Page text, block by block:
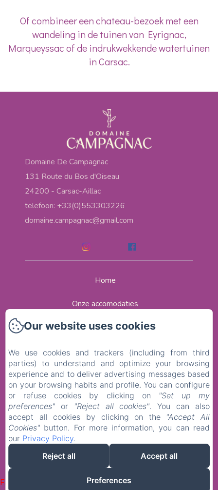
Of combineer een chateau-bezoek met een
wandeling in de tuinen van Eyrignac,
Marqueyssac of de indrukwekkende watertuinen
in Carsac.
Domaine De Campagnac
131 Route du Bos d'Oiseau
24200 - Carsac-Aillac
telefoon: +33(0)553303226
domaine.campagnac@gmail.com
Home
Onze accomodaties
Contact
Politique de confidentialité
Informations légales
Informations sur les cookies
EN FR NL
Mogelijk gemaakt met Amenitiz
Failed to load BookingEngine/index: Loading chunk 1322
Our website uses cookies
We use cookies and trackers (including from third
parties) to understand and optimize your browsing
experience and to deliver advertising messages based
on your browsing habits and profile. You can configure
or refuse cookies by clicking on
"Set up my
preferences" or "Reject all cookies". You can also
accept all cookies by clicking on the "Accept All
Cookies" button. For more information, you can read
our Privacy Policy.
Reject all
Accept all
Preferences